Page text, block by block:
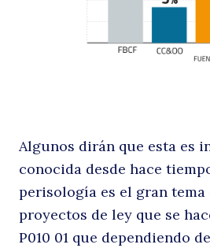
Algunos dirán que esta es
conocida desde hace
perisología es el gran tema
proyectos de ley que se
P010 01 que dependiendo